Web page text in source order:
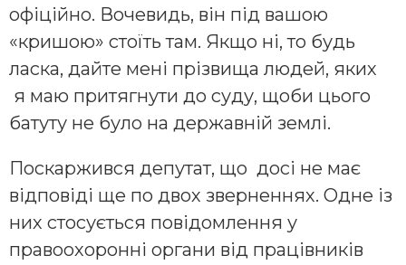
офіційно. Вочевидь, він під вашою
«кришою» стоїть там. Якщо ні, то будь
ласка, дайте мені прізвища людей, яких
я маю притягнути до суду, щоби цього
батуту не було на державній землі.
Поскаржився депутат, що досі не має
відповіді ще по двох зверненнях. Одне із
них стосується повідомлення у
правоохоронні органи від працівників